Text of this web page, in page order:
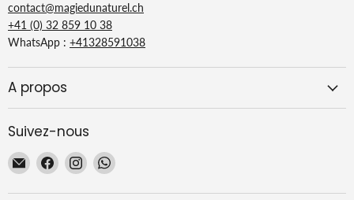
contact@magiedunaturel.ch
+41 (0) 32 859 10 38
WhatsApp : +41328591038
A propos
Suivez-nous
Email
Magie
Trouvez-
nous
sur
Trouvez-
nous
sur
Trouvez-
sur